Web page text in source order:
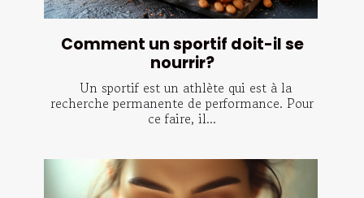
Comment un sportif doit-il se
nourrir?
Un sportif est un athlète qui est à la
recherche permanente de performance. Pour
ce faire, il...